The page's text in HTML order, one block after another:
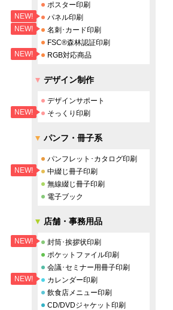
ポスター印刷
NEW! パネル印刷
NEW!
名刺･カード印刷
FSC®森林認証印刷
NEW! RGB対応商品
デザイン制作
デザインサポート
NEW! そっくり印刷
パンフ・冊子系
パンフレット･カタログ印刷
NEW!
中綴じ冊子印刷
無線綴じ冊子印刷
電子ブック
店舗・事務用品
NEW!
封筒･挨拶状印刷
ポケットファイル印刷
会議･セミナー用冊子印刷
NEW!
カレンダー印刷
飲食店メニュー印刷
CD/DVDジャケット印刷